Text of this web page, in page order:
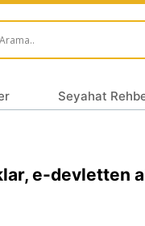
Seyahat
e-devletten